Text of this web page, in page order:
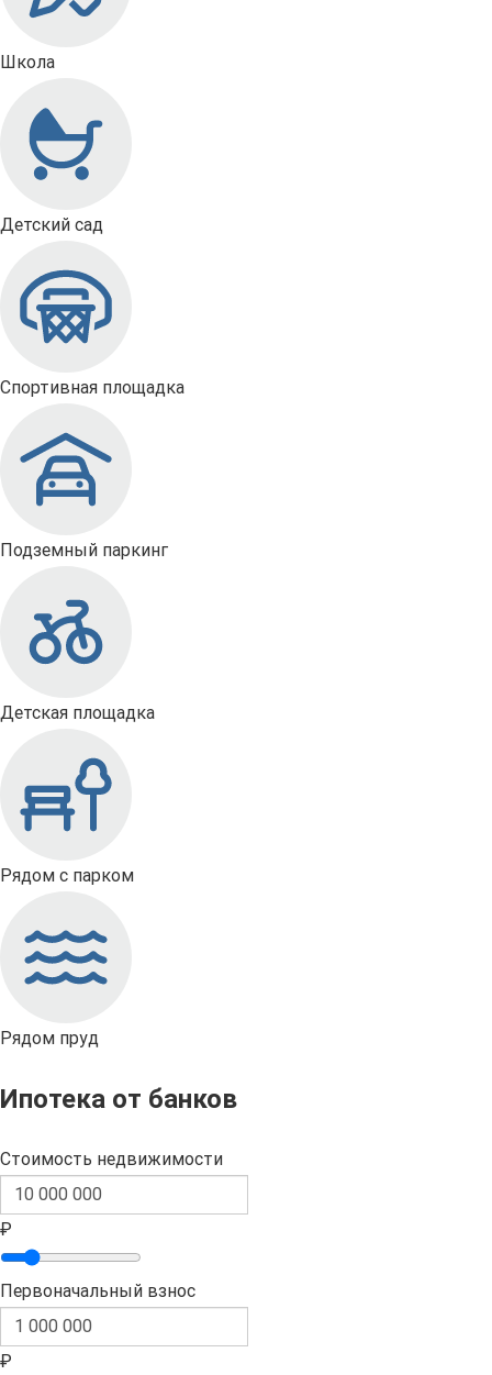
Школа
Детский сад
Спортивная площадка
Подземный паркинг
Детская площадка
Рядом с парком
Рядом пруд
Ипотека от банков
Стоимость недвижимости
₽
Первоначальный взнос
₽